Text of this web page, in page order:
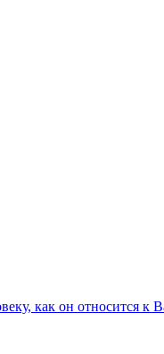
как он относится к